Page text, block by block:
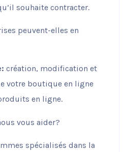
souhaite contracter.
peuvent-elles en
création, modification et
votre boutique en ligne
en ligne.
vous aider?
spécialisés dans la